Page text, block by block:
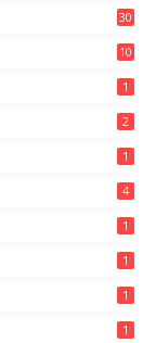
30
10
1
2
1
4
1
1
1
1